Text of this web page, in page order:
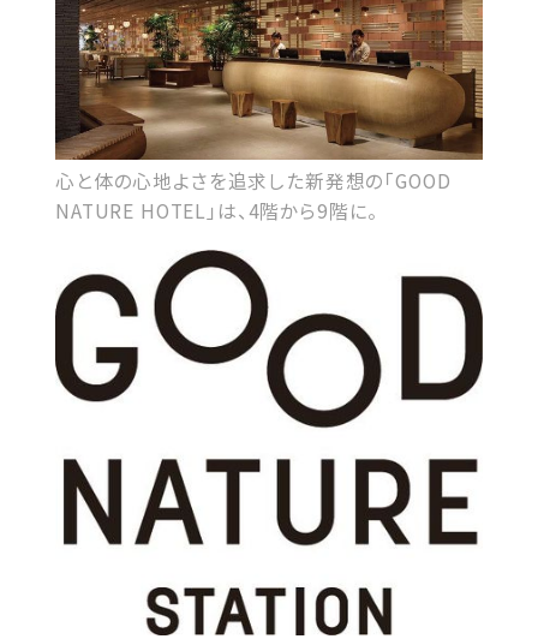
心と体の心地よさを追求した新発想の「GOOD
NATURE HOTEL」は、4階から9階に。